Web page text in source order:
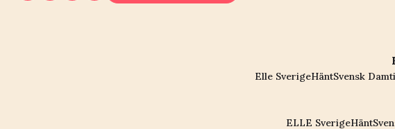
Elle SverigeHäntSvensk
ELLE SverigeHänt